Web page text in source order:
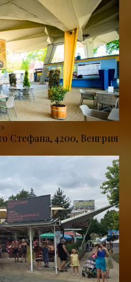
Стефана, 4200, Венгрия